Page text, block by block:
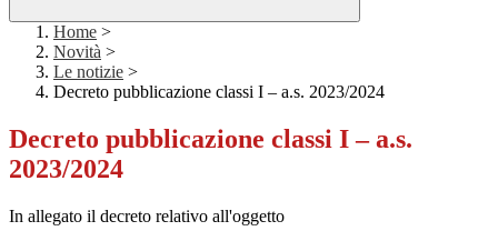
Home >
Novità >
Le notizie >
Decreto pubblicazione classi I – a.s. 2023/2024
Decreto pubblicazione classi I – a.s.
2023/2024
In allegato il decreto relativo all'oggetto